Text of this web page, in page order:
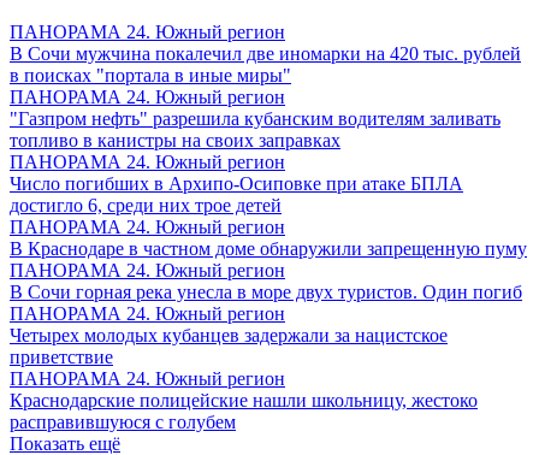
ПАНОРАМА 24. Южный регион
В Сочи мужчина покалечил две иномарки на 420 тыс. рублей
в поисках "портала в иные миры"
ПАНОРАМА 24. Южный регион
"Газпром нефть" разрешила кубанским водителям заливать
топливо в канистры на своих заправках
ПАНОРАМА 24. Южный регион
Число погибших в Архипо-Осиповке при атаке БПЛА
достигло 6, среди них трое детей
ПАНОРАМА 24. Южный регион
В Краснодаре в частном доме обнаружили запрещенную пуму
ПАНОРАМА 24. Южный регион
В Сочи горная река унесла в море двух туристов. Один погиб
ПАНОРАМА 24. Южный регион
Четырех молодых кубанцев задержали за нацистское
приветствие
ПАНОРАМА 24. Южный регион
Краснодарские полицейские нашли школьницу, жестоко
расправившуюся с голубем
Показать ещё